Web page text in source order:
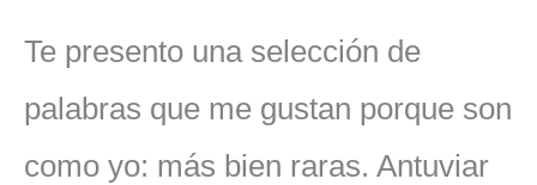
Te presento una selección de
palabras que me gustan porque son
como yo: más bien raras. Antuviar